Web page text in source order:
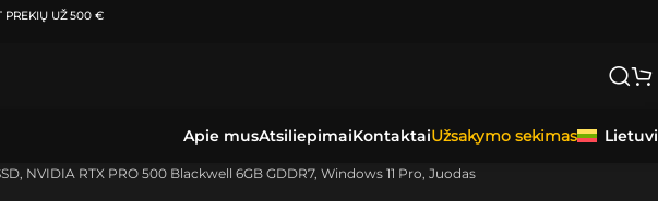
UŽSAKYMĄ
Apie musAtsiliepimaiKontaktaiUžsakymo sekimas
NVIDIA RTX PRO 500 Blackwell 6GB GDDR7, Windows 11 Pro, Juodas